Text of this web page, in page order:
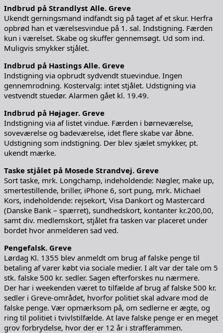
Indbrud på Strandlyst Alle. Greve
Ukendt gerningsmand indfandt sig på taget af et skur. Herfra
opbrød han et værelsesvindue på 1. sal. Indstigning. Færden
kun i værelset. Skabe og skuffer gennemsøgt. Ud som ind.
Muligvis smykker stjålet.
Indbrud på Hastings Alle. Greve
Indstigning via opbrudt sydvendt stuevindue. Ingen
gennemrodning. Kostervalg: intet stjålet. Udstigning via
vestvendt stuedør. Alarmen gået kl. 19.49.
Indbrud på Højager. Greve
Indstigning via af listet vindue. Færden i børneværelse,
soveværelse og badeværelse, idet flere skabe var åbne.
Udstigning som indstigning. Der blev sjælet smykker, pt.
ukendt mærke.
Taske stjålet på Mosede Strandvej. Greve
Sort taske, mrk. Longchamp, indeholdende: Nøgler, make up,
smertestillende, briller, iPhone 6, sort pung, mrk. Michael
Kors, indeholdende: rejsekort, Visa Dankort og Mastercard
(Danske Bank – spærret), sundhedskort, kontanter kr.200,00,
samt div. medlemskort, stjålet fra tasken var placeret under
bordet hvor anmelderen sad ved.
Pengefalsk. Greve
Lørdag Kl. 1355 blev anmeldt om brug af falske penge til
betaling af varer købt via sociale medier. I alt var der tale om 5
stk. falske 500 kr. sedler. Sagen efterforskes nu nærmere.
Der har i weekenden været to tilfælde af brug af falske 500 kr.
sedler i Greve-området, hvorfor politiet skal advare mod de
falske penge. Vær opmærksom på, om sedlerne er ægte, og
ring til politiet i tvivlstilfælde. At lave falske penge er en meget
grov forbrydelse, hvor der er 12 år i strafferammen.